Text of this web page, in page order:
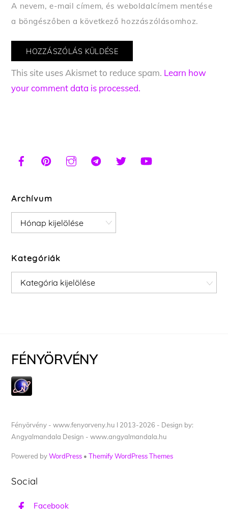
A nevem, e-mail címem, és weboldalcímem mentése
a böngészőben a következő hozzászólásomhoz.
This site uses Akismet to reduce spam. Learn how
your comment data is processed.
Archívum
Archívum
Kategóriák
Kategóriák
FÉNYÖRVÉNY
Fényörvény - www.fenyorveny.hu I 2013-2026 - Design by:
Angyalmandala Design - www.angyalmandala.hu
Powered byWordPress •Themify WordPress Themes
Social
Facebook